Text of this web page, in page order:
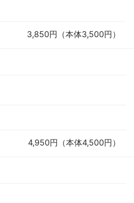
3,850円（本体3,500円）
4,950円（本体4,500円）